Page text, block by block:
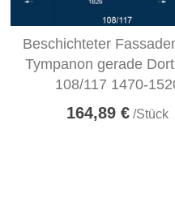
Beschichteter
Tympanon gerade
108/117 1470-
164,89 € /Stück